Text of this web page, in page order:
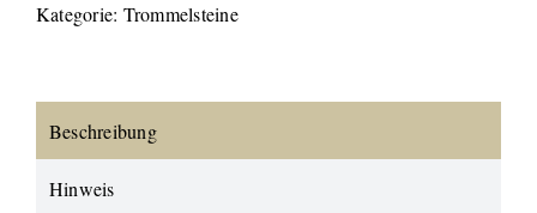
Kategorie: Trommelsteine
Beschreibung
Hinweis